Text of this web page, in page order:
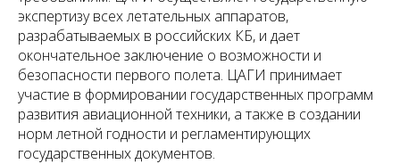
экспертизу всех летательных аппаратов,
разрабатываемых в российских КБ, и дает
окончательное заключение о возможности и
безопасности первого полета. ЦАГИ принимает
участие в формировании государственных программ
развития авиационной техники, а также в создании
норм летной годности и регламентирующих
государственных документов.